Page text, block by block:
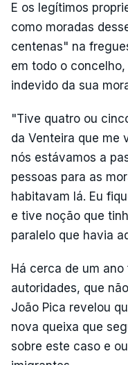
E os legítimos
como moradas
centenas" na
em todo o
indevido da sua
"Tive quatro ou
da Venteira que me
nós estávamos a
pessoas para as
habitavam lá. Eu
e tive noção que
paralelo que havia
Há cerca de um
autoridades, que
João Pica revelou
nova queixa que
sobre este caso e